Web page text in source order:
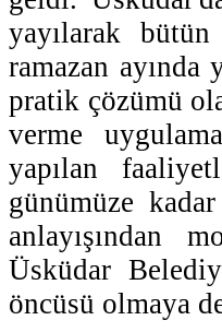
yayılarak
ramazan ayında
pratik çözümü
verme
yapılan
günümüze
anlayışından
Üsküdar
öncüsü olmaya